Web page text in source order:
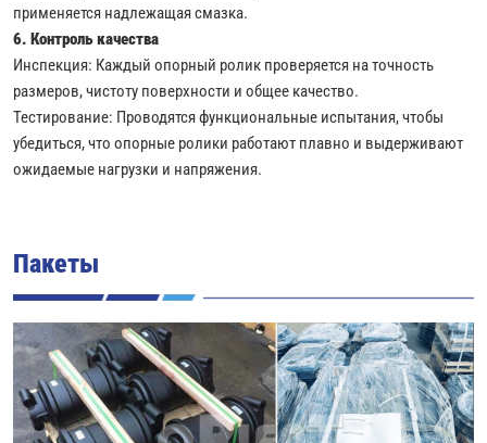
применяется надлежащая смазка.
6. Контроль качества
Инспекция: Каждый опорный ролик проверяется на точность
размеров, чистоту поверхности и общее качество.
Тестирование: Проводятся функциональные испытания, чтобы
убедиться, что опорные ролики работают плавно и выдерживают
ожидаемые нагрузки и напряжения.
Пакеты